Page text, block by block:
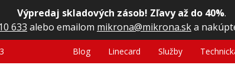
Výpredaj skladových zásob! Zľavy až do 40%.
633 alebo emailom mikrona@mikrona.ska
Blog Linecard Služby